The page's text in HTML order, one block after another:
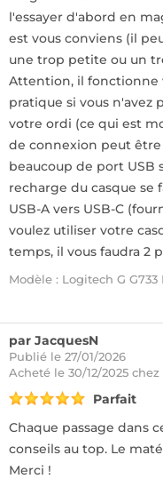
l'essayer d'abord en
est vous conviens (il
une trop petite ou un
Attention, il fonctionne
pratique si vous n'avez
votre ordi (ce qui est
de connexion peut être
beaucoup de port USB
recharge du casque se
USB-A vers USB-C
voulez utiliser votre
temps, il vous faudra 2
Modèle : Logitech G
par JacquesN
Publié le 27/01/2026
Acheté le 30/12/2025 chez
Parfait
Chaque passage dans
conseils au top. Le
Merci !